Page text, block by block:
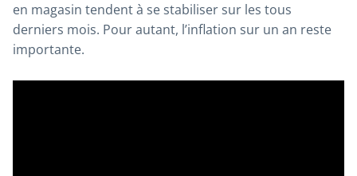
en magasin tendent à se stabiliser sur les tous
derniers mois. Pour autant, l’inflation sur un an reste
importante.